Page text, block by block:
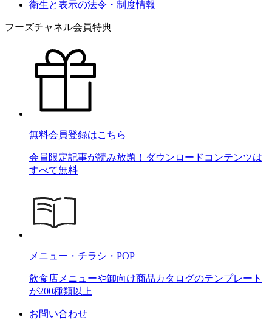
衛生と表示の法令・制度情報
フーズチャネル会員特典
無料会員登録はこちら
会員限定記事が読み放題！ダウンロードコンテンツは
すべて無料
メニュー・チラシ・POP
飲食店メニューや卸向け商品カタログのテンプレート
が200種類以上
お問い合わせ